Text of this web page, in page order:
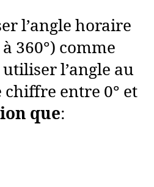
l’angle horaire
360°) comme
l’angle au
chiffre entre 0° et
que: